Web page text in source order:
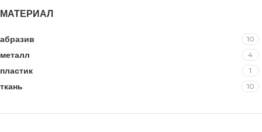
МАТЕРИАЛ
абразив 10
металл 4
пластик 1
ткань 10